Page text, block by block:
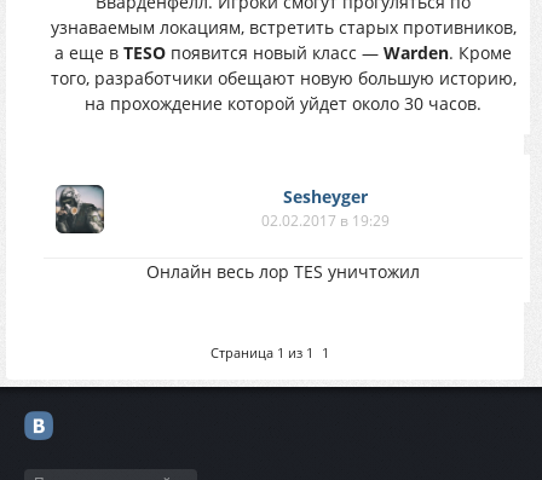
узнаваемым локациям, встретить старых противников,
а еще в TESO появится новый класс — Warden. Кроме
того, разработчики обещают новую большую историю,
на прохождение которой уйдет около 30 часов.
Sesheyger
02.02.2017 в 19:29
Онлайн весь лор TES уничтожил
Страница 1 из 1 1